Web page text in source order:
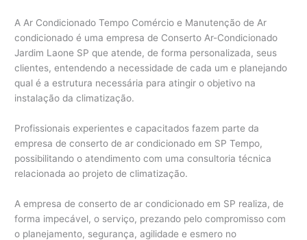
A Ar Condicionado Tempo Comércio e Manutenção de Ar
condicionado é uma empresa de Conserto Ar-Condicionado
Jardim Laone SP que atende, de forma personalizada, seus
clientes, entendendo a necessidade de cada um e planejando
qual é a estrutura necessária para atingir o objetivo na
instalação da climatização.
Profissionais experientes e capacitados fazem parte da
empresa de conserto de ar condicionado em SP Tempo,
possibilitando o atendimento com uma consultoria técnica
relacionada ao projeto de climatização.
A empresa de conserto de ar condicionado em SP realiza, de
forma impecável, o serviço, prezando pelo compromisso com
o planejamento, segurança, agilidade e esmero no